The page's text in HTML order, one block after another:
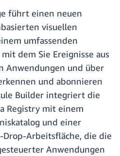
führt einen neuen
visuellen
umfassenden
dem Sie Ereignisse aus
Anwendungen und über
und abonnieren
Builder integriert die
Registry mit einem
und einer
Arbeitsfläche, die die
Anwendungen